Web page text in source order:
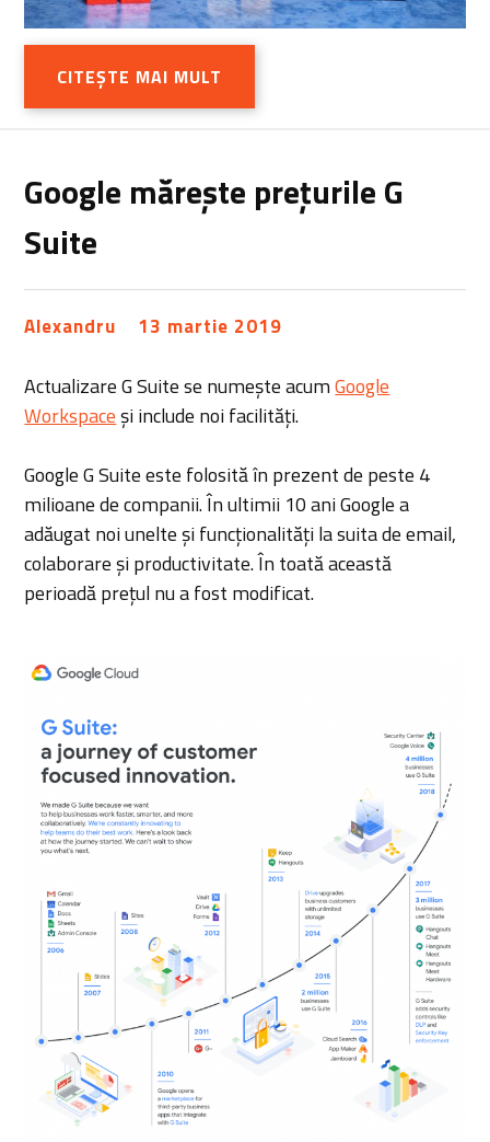
CITEȘTE MAI MULT
Google mărește prețurile G
Suite
Alexandru 13 martie 2019
Actualizare G Suite se numește acumGoogle
Workspaceși include noi facilități.
Google G Suite este folosită în prezent de peste 4
milioane de companii. În ultimii 10 ani Google a
adăugat noi unelte și funcționalități la suita de email,
colaborare și productivitate. În toată această
perioadă prețul nu a fost modificat.